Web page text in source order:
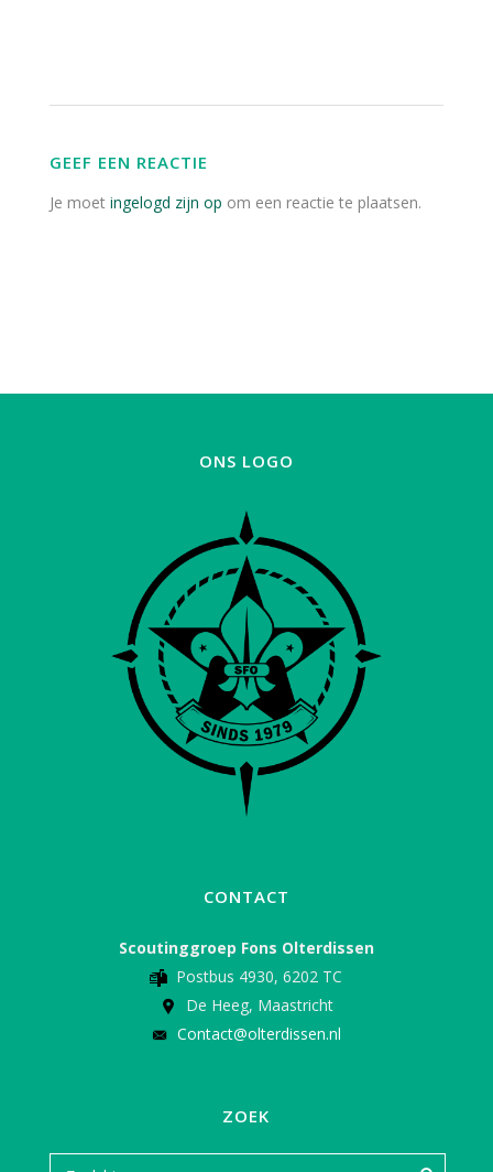
GEEF EEN REACTIE
Je moet ingelogd zijn op om een reactie te plaatsen.
ONS LOGO
CONTACT
Scoutinggroep Fons Olterdissen
Postbus 4930, 6202 TC
De Heeg, Maastricht
Contact@olterdissen.nl
ZOEK